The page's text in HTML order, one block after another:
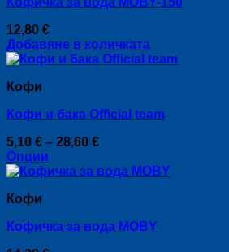
12,80 €
Добавяне в количката
Кофи
Кофи и бака Official team
5,10 € – 28,60 €Price
5,10 €
Опции
This
has
variants.
Кофи
Кофичка за вода MOBY